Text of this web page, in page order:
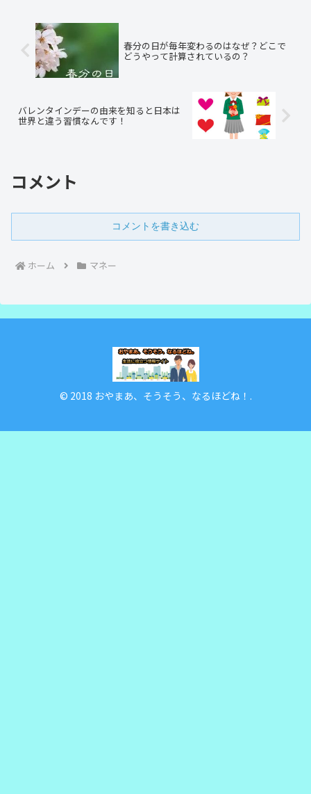
春分の日が毎年変わるのはなぜ？どこで
どうやって計算されているの？
バレンタインデーの由来を知ると日本は
世界と違う習慣なんです！
コメント
コメントを書き込む
ホーム マネー
© 2018 おやまあ、そうそう、なるほどね！.